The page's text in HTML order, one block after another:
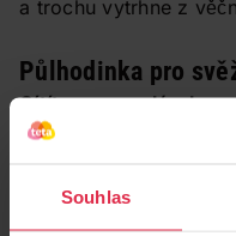
Souhlas
a trochu vytrhne z
Půlhodinka pro
Cítíte se ospalá a bez
šoková terapie podle
probere aspoň